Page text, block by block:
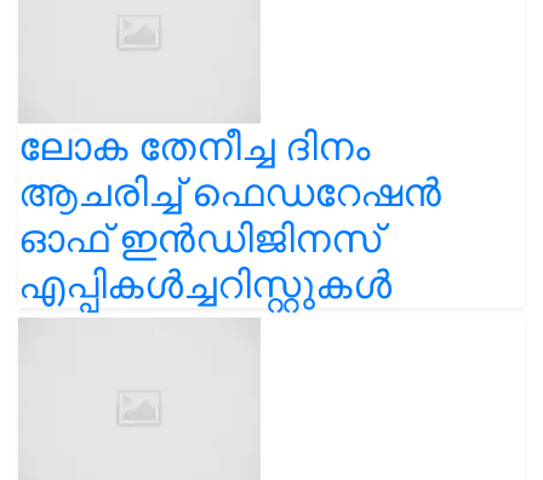
ലോക തേനീച്ച ദിനം
ആചരിച്ച് ഫെഡറേഷൻ
ഓഫ് ഇൻഡിജിനസ്
എപ്പികൾച്ചറിസ്റ്റുകൾ